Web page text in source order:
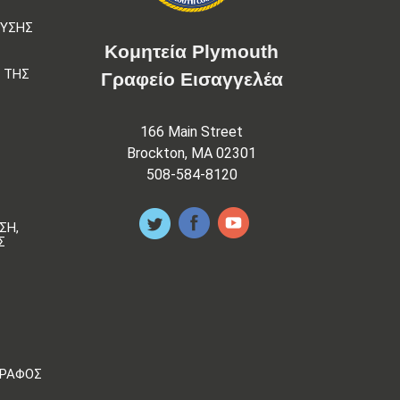
ΤΗΣ
Κομητεία Plymouth
Γραφείο Εισαγγελέα
166 Main Street
Brockton, MA 02301
508-584-8120